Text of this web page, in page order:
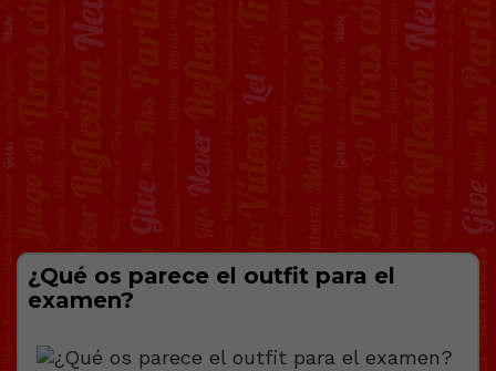
¿Qué os parece el outfit para el
examen?